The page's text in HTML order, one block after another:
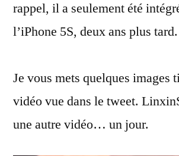
rappel, il a seulement été
l’iPhone 5S, deux ans plus tard.
Je vous mets quelques images
vidéo vue dans le tweet.
une autre vidéo… un jour.